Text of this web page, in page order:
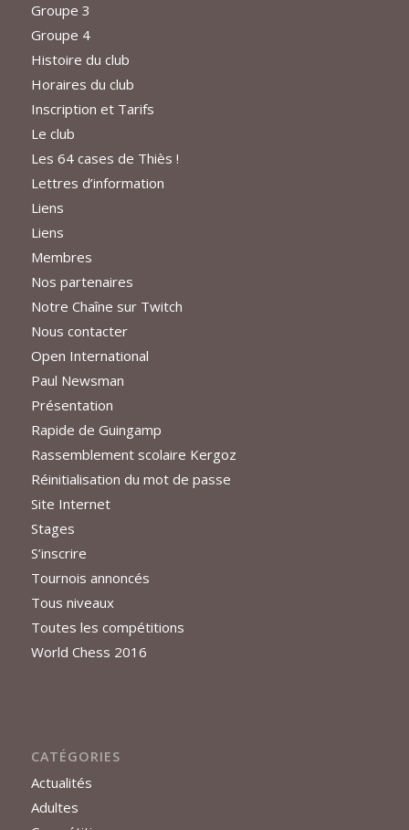
Groupe 3
Groupe 4
Histoire du club
Horaires du club
Inscription et Tarifs
Le club
Les 64 cases de Thiès !
Lettres d’information
Liens
Liens
Membres
Nos partenaires
Notre Chaîne sur Twitch
Nous contacter
Open International
Paul Newsman
Présentation
Rapide de Guingamp
Rassemblement scolaire Kergoz
Réinitialisation du mot de passe
Site Internet
Stages
S’inscrire
Tournois annoncés
Tous niveaux
Toutes les compétitions
World Chess 2016
CATÉGORIES
Actualités
Adultes